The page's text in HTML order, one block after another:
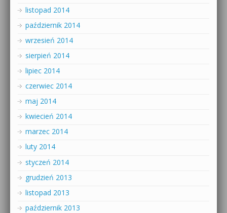
listopad 2014
październik 2014
wrzesień 2014
sierpień 2014
lipiec 2014
czerwiec 2014
maj 2014
kwiecień 2014
marzec 2014
luty 2014
styczeń 2014
grudzień 2013
listopad 2013
październik 2013